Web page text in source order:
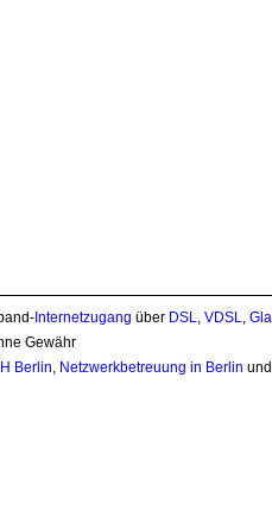
Internetzugang über DSL,VDSL,
Gewähr
Berlin, Netzwerkbetreuung in Berlin